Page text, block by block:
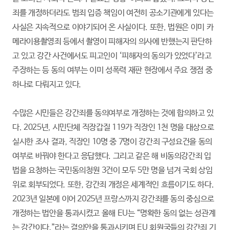
죄를 개정하더라도 범죄 입증 책임이 여전히 공소기관에게 있다는
사실은 지속적으로 이야기되어 온 사실이다. 또한, 법원은 이미 카
메라이용촬영죄 등에서 촬영이 피해자의 의사에 반했는지 판단하
고 있고 강간 사건에서도 피고인이 ‘피해자의 동의가 있었다’라고
주장하는 등 동의 여부는 이미 성폭력 재판 현장에서 주요 쟁점 중
하나로 다뤄지고 있다.
수많은 시민들은 강간죄를 동의여부로 개정하는 것에 합의하고 있
다. 2025년, 시민단체 직장갑질 119가 직장인 1천 명을 대상으로
실시한 조사 결과, 직장인 10명 중 7명이 강간죄 구성요건을 동의
여부로 바꿔야 한다고 응답했다. 그리고 같은 해 비동의강간죄 입
법을 요청하는 국민동의청원 3건이 모두 5만 명을 넘겨 국회 상임
위로 회부되었다. 또한, 강간죄 개정은 세계적인 흐름이기도 하다.
2023년 일본에 이어 2025년 프랑스까지 강간죄를 동의 중심으로
개정하는 법안을 통과시켰고 올해 EU는 “명확한 동의 없는 성관계
는 강간이다.”라는 결의안을 통과시키며 EU 회원국들의 강간죄 기